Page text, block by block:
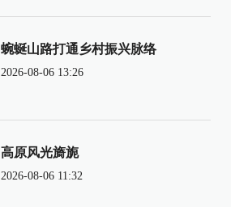
蜿蜒山路打通乡村振兴脉络
2026-08-06 13:26
高原风光旖旎
2026-08-06 11:32